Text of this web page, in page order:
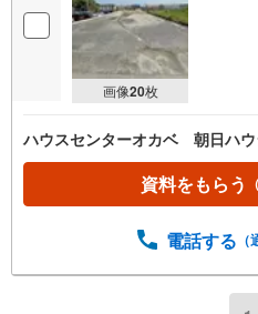
画像20枚
ハウスセンターオカベ 朝日ハ
資料をもらう
電話する